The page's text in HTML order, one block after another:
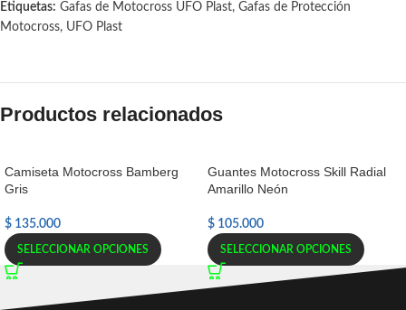
Etiquetas: Gafas de Motocross UFO Plast, Gafas de Protección
Motocross, UFO Plast
Productos relacionados
Camiseta Motocross Bamberg
Gris
$ 135.000
SELECCIONAR OPCIONES
Guantes Motocross Skill Radial
Amarillo Neón
$ 105.000
SELECCIONAR OPCIONES